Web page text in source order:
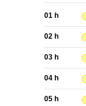
01 h
02 h
03 h
04 h
05 h